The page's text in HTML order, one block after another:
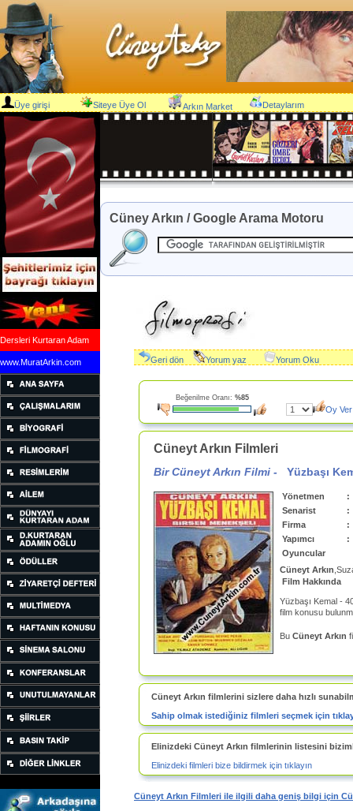
Üye girişi Siteye Üye Ol Arkın Market Detaylarım
Dersleri Kurtaran Adam
www.MuratArkin.com
Cüney Arkın / Google Arama Motoru
Geri dön Yorum yaz Yorum Oku
Beğenilme Oranı: %85
Oy Ver
Cüneyt Arkın Filmleri
Bir Cüneyt Arkın Filmi - Yüzbaşı
Yönetmen
:
Senarist
:
Firma
:
Yapımcı
:
Oyuncular
Cüneyt Arkın
Film Hakkında
Yüzbaşı Kemal -
film konusu
Bu Cüneyt Arkın
Cüneyt Arkın filmlerini sizlere daha hızlı
Sahip olmak istediğiniz filmleri seçmek için
Elinizdeki Cüneyt Arkın filmlerinin listesini
Elinizdeki filmleri bize bildirmek için tıklayın
Cüneyt Arkın Filmleri ile ilgili daha geniş bilgi için